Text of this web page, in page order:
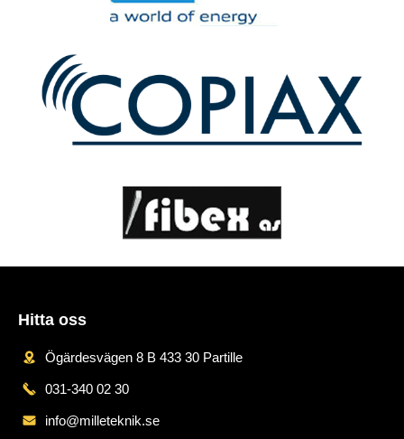
Hitta oss
Ögärdesvägen 8 B 433 30 Partille
031-340 02 30
info@milleteknik.se